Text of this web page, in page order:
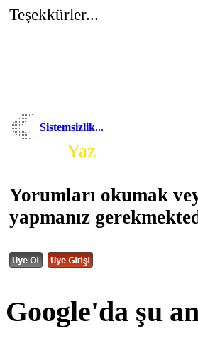
Teşekkürler...
Sistemsizlik...
Yaz
Yorumları okumak
yapmanız
Google'da şu